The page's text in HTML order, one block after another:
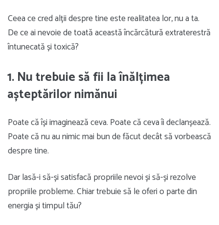
Ceea ce cred alții despre tine este realitatea lor, nu a ta.
De ce ai nevoie de toată această încărcătură extraterestră
întunecată și toxică?
1. Nu trebuie să fii la înălțimea
așteptărilor nimănui
Poate că își imaginează ceva. Poate că ceva îi declanșează.
Poate că nu au nimic mai bun de făcut decât să vorbească
despre tine.
Dar lasă-i să-și satisfacă propriile nevoi și să-și rezolve
propriile probleme. Chiar trebuie să le oferi o parte din
energia și timpul tău?